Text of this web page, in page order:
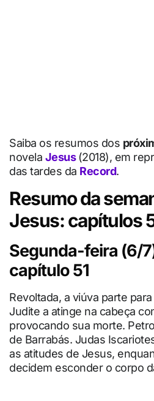
Saiba os resumos dos
novela Jesus (2018), em
das tardes da Record.
Resumo da
Jesus: capítulos
Segunda-feira (6/
capítulo 51
Revoltada, a viúva parte
Judite a atinge na cabeça
provocando sua morte.
de Barrabás. Judas
as atitudes de Jesus,
decidem esconder o corpo